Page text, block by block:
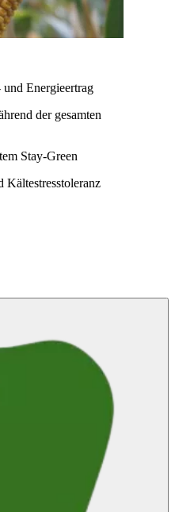
und Energieertrag
der gesamten
Stay-Green
Kältestresstoleranz